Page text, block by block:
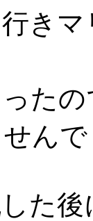
き
た
ん
た